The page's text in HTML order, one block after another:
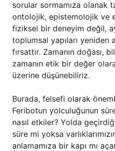
sorular sormamıza olanak
ontolojik, epistemolojik ve
fiziksel bir deneyim değil,
toplumsal yapıları yeniden
fırsattır. Zamanın doğası,
zamanın etik bir değer
üzerine düşünebiliriz.
Burada, felsefi olarak
Feribotun yolculuğunun
nasıl etkiler? Yolda
süre mi yoksa
anlamamıza bir kapı mı